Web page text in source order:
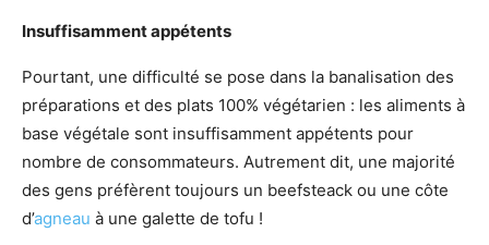
Insuffisamment appétents
Pourtant, une difficulté se pose dans la banalisation des
préparations et des plats 100% végétarien : les aliments à
base végétale sont insuffisamment appétents pour
nombre de consommateurs. Autrement dit, une majorité
des gens préfèrent toujours un beefsteack ou une côte
d’agneau à une galette de tofu !